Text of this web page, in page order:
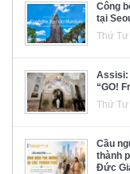
Công
tại
Thứ Tư
Assisi:
“GO!
Thứ Tư
Cầu
thành
Đức